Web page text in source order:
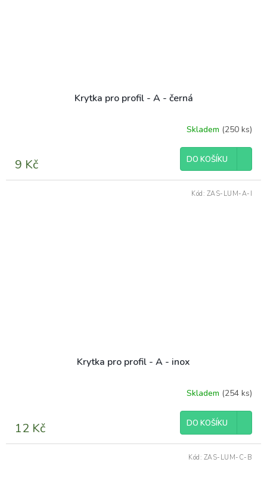
Krytka pro profil - A - černá
je
Skladem (250 ks)
9 Kč DO KOŠÍKU
Krytka pro profil - A - inox
je
Skladem (254 ks)
12 Kč DO KOŠÍKU
Kód: ZAS-LUM-A-I
Kód: ZAS-LUM-C-B